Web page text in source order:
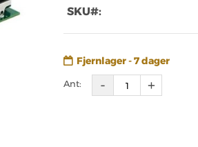
SKU#:
Fjernlager - 7 dager
Ant: